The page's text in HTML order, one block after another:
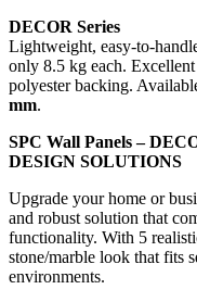
DECOR Series
Lightweight, easy-to-
only 8.5 kg each.
polyester backing.
mm.
SPC Wall Panels –
DESIGN SOLUTIONS
Upgrade your home or
and robust solution that
functionality. With 5
stone/marble look that fits
environments.